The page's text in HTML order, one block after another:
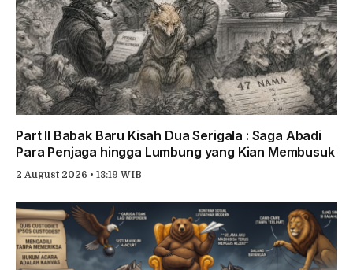
Part II Babak Baru Kisah Dua Serigala : Saga Abadi
Para Penjaga hingga Lumbung yang Kian Membusuk
2 August 2026 • 18:19 WIB